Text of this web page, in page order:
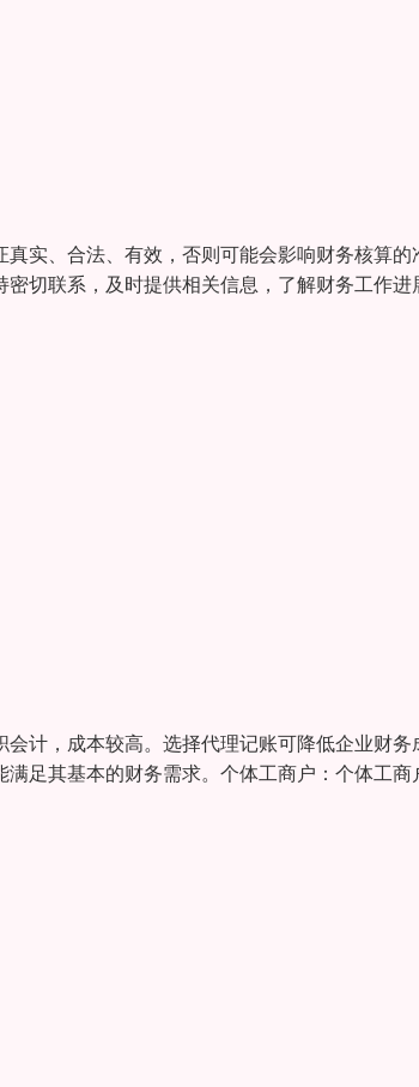
实、合法、有效，否则可能会影响财务核算的
切联系，及时提供相关信息，了解财务工作进
计，成本较高。选择代理记账可降低企业财务
足其基本的财务需求。个体工商户：个体工商